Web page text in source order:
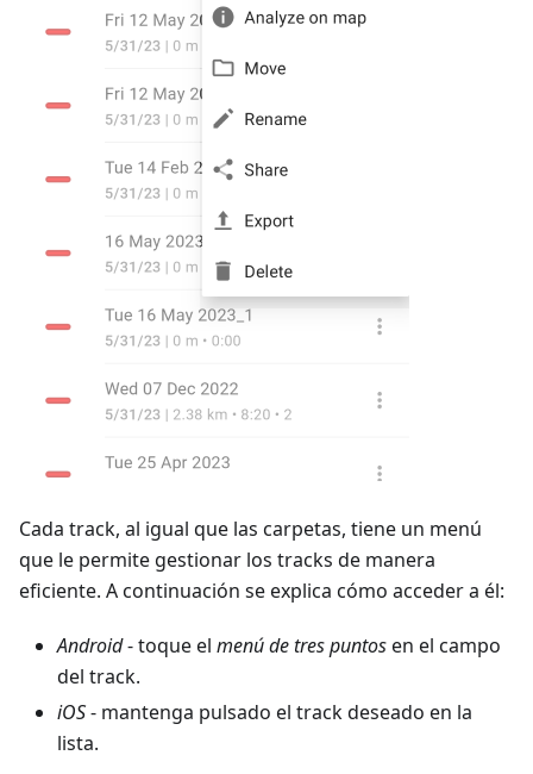
Cada track, al igual que las carpetas, tiene un menú
que le permite gestionar los tracks de manera
eficiente. A continuación se explica cómo acceder a él:
Android- toque el menú de tres puntosen el campo
del track.
iOS- mantenga pulsado el track deseado en la
lista.